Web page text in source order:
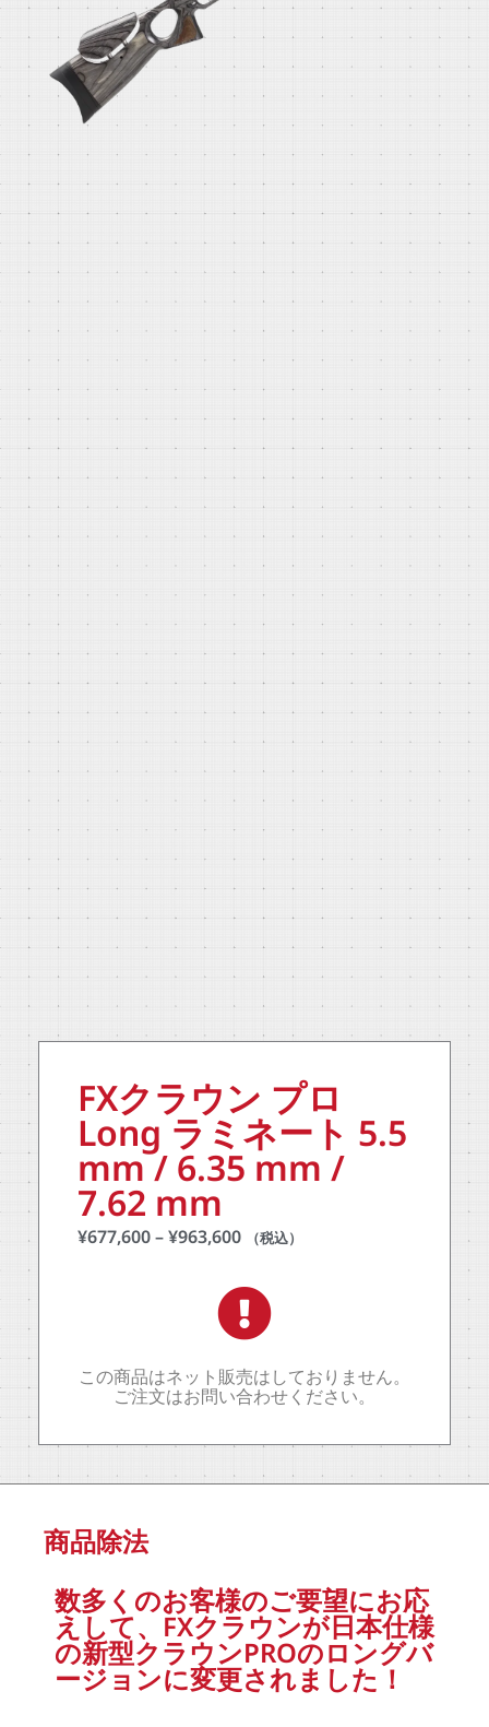
FXクラウン プロ
Long ラミネート 5.5
mm / 6.35 mm /
7.62 mm
¥677,600–¥963,600 （税込）
この商品はネット販売はしておりません。
ご注文はお問い合わせください。
商品除法
数多くのお客様のご要望にお応
えして、FXクラウンが日本仕様
の新型クラウンPROのロングバ
ージョンに変更されました！